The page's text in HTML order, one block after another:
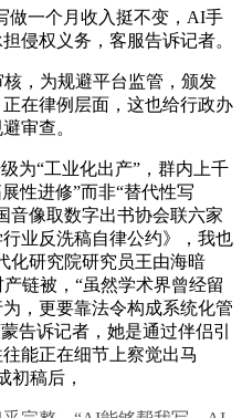
一个月收入挺不变，AI手
侵权义务，客服告诉记者。
，为规避平台监管，颁发
在律例层面，这也给行政办
审查。
“工业化出产”，群内上千
性进修”而非“替代性写
音像取数字出书协会联六家
业反洗稿自律公约》，我也
化研究院研究员王由海暗
链被，“虽然学术界曾经留
，更要靠法令构成系统化管
告诉记者，她是通过伴侣引
能正在细节上察觉出马
初稿后，